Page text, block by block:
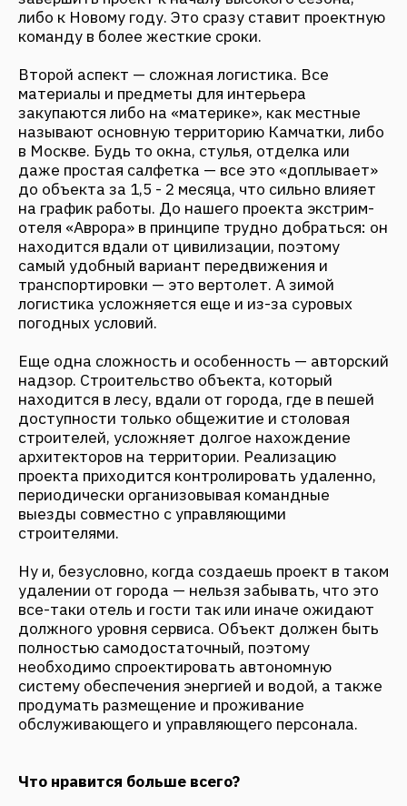
создавать новые. У местных жителей появилось
место, куда они могут приезжать с друзьями, с
семьей и проводить вместе время, испытывать
их ребенок научился кататься на коньках
именно на нашем катке — и, конечно, это очень
трогательно. Таких сообщений теперь десятки
за зимний сезон.
В самом процессе проектирования больше всего
нравится находиться посреди этой уникальной
природы и взаимодействовать с ней. Камчатка
очень отличается от любого другого места,
даже в самой России, и это очень вдохновляет,
команду в том числе. Нам очень повезло, что
часть нашей работы — участвовать в процессе
строительства, и все это в окружении вулканов.
Какими вы хотите видеть отельные проекты в
будущем?
проекты туризма, которые созданы именно
профессионалами. Часто в России мы видим
отели, которые построены по принципу «хочу
построит отель», отчего страдает качество как
архитектуры, так и сервиса. Сейчас сильно
развивается культура осознанного потребления,
и мне кажется — это серьезный толчок к
проектировщикам. Современный пользователь
становится более образованным и точно знает,
чего он хочет, поэтому отельные проекты
должны быть также детально продуманы и
учитывали потребности гостей, а также
Каким вы видите будущее FANTALIS
Architects?
С советских времен нам досталось огромное
количество невероятных объектов
туристической архитектуры — санаториев,
турбаз. Некоторые до сих пор поражают своей
красотой, хоть и большинство находятся в
заброшенном состоянии. В свое время
созданием этих объектов занимались
Мне бы хотелось, чтобы наше бюро продолжило